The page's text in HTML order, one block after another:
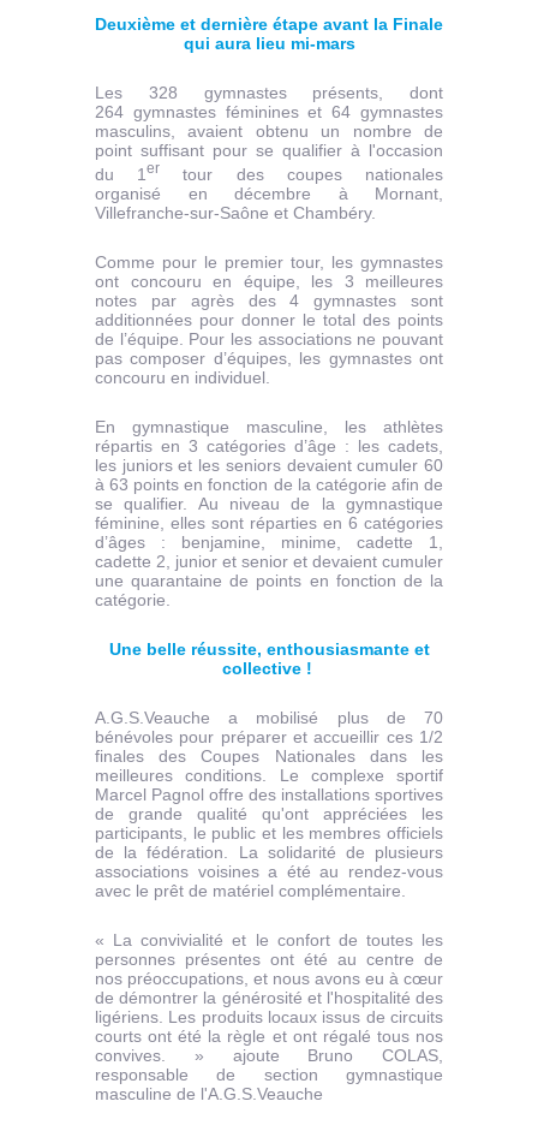
Deuxième et dernière étape avant la Finale
qui aura lieu mi-mars
Les 328 gymnastes présents, dont
264 gymnastes féminines et 64 gymnastes
masculins, avaient obtenu un nombre de
point suffisant pour se qualifier à l'occasion
du 1er
tour des coupes nationales
organisé en décembre à Mornant,
Villefranche-sur-Saône et Chambéry.
Comme pour le premier tour, les gymnastes
ont concouru en équipe, les 3 meilleures
notes par agrès des 4 gymnastes sont
additionnées pour donner le total des points
de l’équipe. Pour les associations ne pouvant
pas composer d’équipes, les gymnastes ont
concouru en individuel.
En gymnastique masculine, les athlètes
répartis en 3 catégories d’âge : les cadets,
les juniors et les seniors devaient cumuler 60
à 63 points en fonction de la catégorie afin de
se qualifier. Au niveau de la gymnastique
féminine, elles sont réparties en 6 catégories
d’âges : benjamine, minime, cadette 1,
cadette 2, junior et senior et devaient cumuler
une quarantaine de points en fonction de la
catégorie.
Une belle réussite, enthousiasmante et
collective !
A.G.S.Veauche a mobilisé plus de 70
bénévoles pour préparer et accueillir ces 1/2
finales des Coupes Nationales dans les
meilleures conditions. Le complexe sportif
Marcel Pagnol offre des installations sportives
de grande qualité qu'ont appréciées les
participants, le public et les membres officiels
de la fédération. La solidarité de plusieurs
associations voisines a été au rendez-vous
avec le prêt de matériel complémentaire.
« La convivialité et le confort de toutes les
personnes présentes ont été au centre de
nos préoccupations, et nous avons eu à cœur
de démontrer la générosité et l'hospitalité des
ligériens. Les produits locaux issus de circuits
courts ont été la règle et ont régalé tous nos
convives. » ajoute Bruno COLAS,
responsable de section gymnastique
masculine de l'A.G.S.Veauche